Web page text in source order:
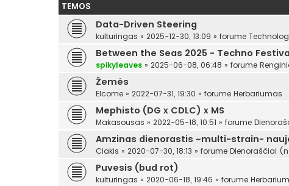
TEMOS
Data-Driven Steering
kulturingas » 2025-12-30, 13:09 » forume
Between the Seas 2025 - Techno
spikyleaves » 2025-06-08, 06:48 » forume
Žemės
Elcome » 2022-07-31, 19:30 » forume Herbariumas
Mephisto (DG x CDLC) x MS
Makasousas » 2022-05-18, 10:51 » forume
Amzinas dienorastis ~multi-strain-
Ciakis » 2020-07-30, 18:13 » forume Dienoraščiai
Puvesis (bud rot)
kulturingas » 2020-06-18, 19:46 » forume